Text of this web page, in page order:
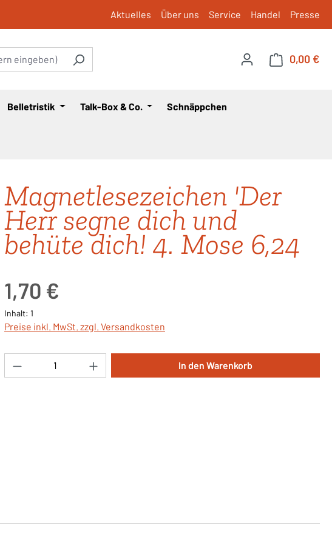
Aktuelles Über uns Service Handel Presse
0,00 €
Belletristik Talk-Box & Co. Schnäppchen
Magnetlesezeichen 'Der
Herr segne dich und
behüte dich! 4. Mose 6,24
1,70 €
Inhalt: 1
Preise inkl. MwSt. zzgl. Versandkosten
Produkt Anzahl: Gib den gewünschten Wert ein
In den Warenkorb